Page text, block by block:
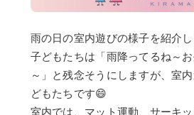
雨の日の室内遊びの様子を紹介
子どもたちは「雨降ってるね～
～」と残念そうにしますが、室
どもたちです😄
室内では、マット運動、サーキ